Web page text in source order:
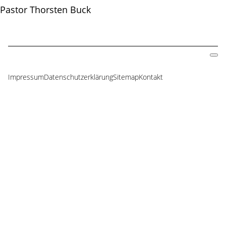
Pastor Thorsten Buck
Navigation
ImpressumDatenschutzerklärungSitemapKontakt